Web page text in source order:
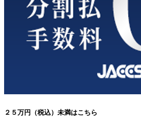
２５万円（税込）未満はこちら